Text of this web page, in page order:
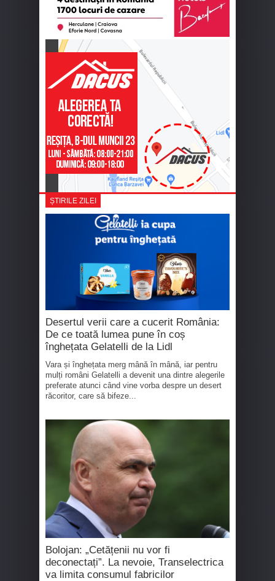
ȘTIRILE ZILEI
Desertul verii care a cucerit România:
De ce toată lumea pune în coș
înghețata Gelatelli de la Lidl
Vara și înghețata merg mână în mână, iar pentru
mulți români Gelatelli a devenit una dintre alegerile
preferate atunci când vine vorba despre un desert
răcoritor, care să bifeze...
Bolojan: „Cetățenii nu vor fi
deconectați”. La nevoie, Transelectrica
va limita consumul fabricilor